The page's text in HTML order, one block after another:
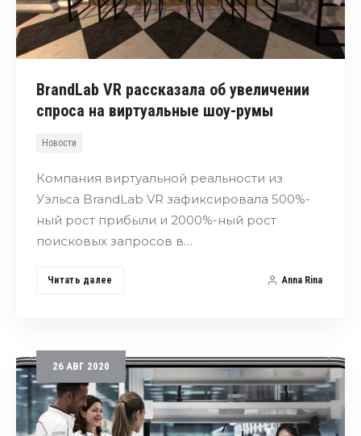
BrandLab VR рассказала об увеличении
спроса на виртуальные шоу-румы
Новости
Компания виртуальной реальности из
Уэльса BrandLab VR зафиксировала 500%-
ный рост прибыли и 2000%-ный рост
поисковых запросов в…
Читать далее Anna Rina
26 АВГ 2020